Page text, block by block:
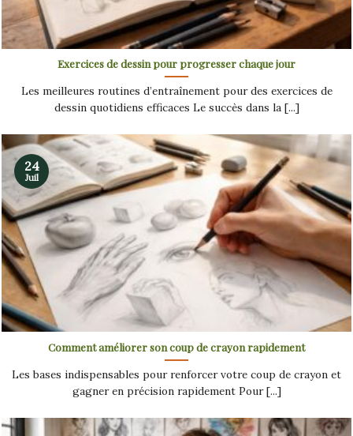
Exercices de dessin pour progresser chaque jour
Les meilleures routines d’entraînement pour des exercices de
dessin quotidiens efficaces Le succès dans la [...]
Comment améliorer son coup de crayon rapidement
Les bases indispensables pour renforcer votre coup de crayon et
gagner en précision rapidement Pour [...]
24
Juil